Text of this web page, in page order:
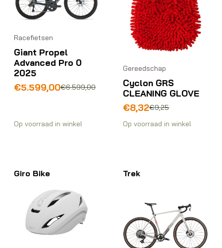
Racefietsen
Giant Propel
Advanced Pro 0
2025
€6.599,00
Oorspronkelijke
€5.599,00
Huidige
Op voorraad in winkel
Gereedschap
Cyclon GRS
CLEANING GLOVE
€9,25
Oorspronkelijke
was:
€8,32
Huidige
is:
Op voorraad in winkel
Giro Bike Trek